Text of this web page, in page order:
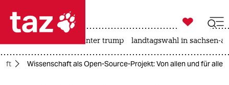
 taz zahl ich
taz zahl ich

taz zahl ich
usa unter trump landtagswahl in sachsen-
Wissenschaft als Open-Source-Projekt: Von allen und für alle